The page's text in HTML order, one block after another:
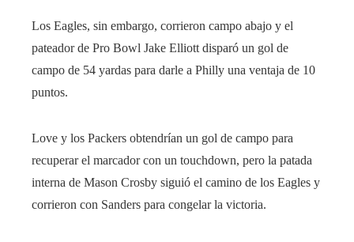
Los Eagles, sin embargo, corrieron campo abajo y el
pateador de Pro Bowl Jake Elliott disparó un gol de
campo de 54 yardas para darle a Philly una ventaja de 10
puntos.
Love y los Packers obtendrían un gol de campo para
recuperar el marcador con un touchdown, pero la patada
interna de Mason Crosby siguió el camino de los Eagles y
corrieron con Sanders para congelar la victoria.